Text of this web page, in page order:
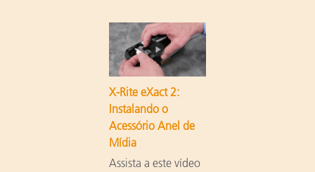
X-Rite eXact 2:
Instalando o
Acessório Anel de
Mídia
Assista a este vídeo